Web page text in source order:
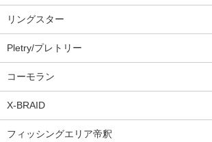
リングスター
Pletry/プレトリー
コーモラン
X-BRAID
フィッシングエリア帝釈